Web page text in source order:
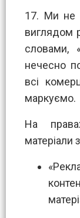
17. Ми не
виглядом
словами,
нечесно
всі
маркуємо.
На
матеріали